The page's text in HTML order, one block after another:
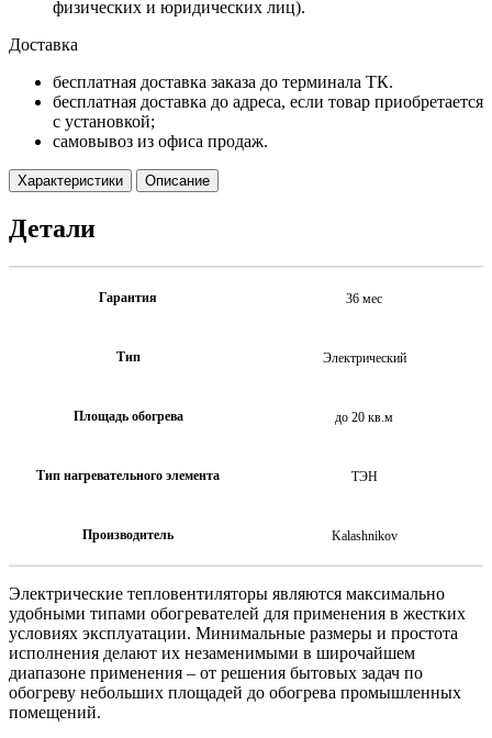
физических и юридических лиц).
Доставка
бесплатная доставка заказа до терминала ТК.
бесплатная доставка до адреса, если товар приобретается
с установкой;
самовывоз из офиса продаж.
Характеристики Описание
Детали
Гарантия 36 мес
Тип Электрический
Площадь обогрева до 20 кв.м
Тип нагревательного элемента ТЭН
Производитель Kalashnikov
Электрические тепловентиляторы являются максимально
удобными типами обогревателей для применения в жестких
условиях эксплуатации. Минимальные размеры и простота
исполнения делают их незаменимыми в широчайшем
диапазоне применения – от решения бытовых задач по
обогреву небольших площадей до обогрева промышленных
помещений.